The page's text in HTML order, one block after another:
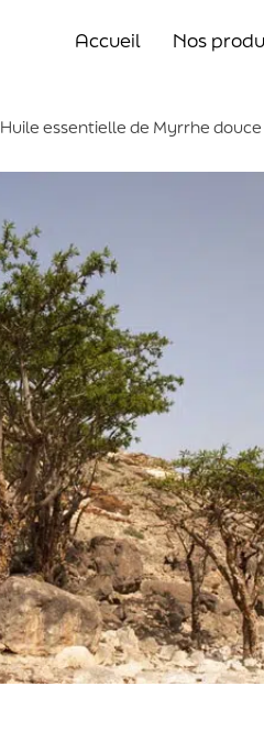
Accueil Nos
Huile essentielle de Myrrhe